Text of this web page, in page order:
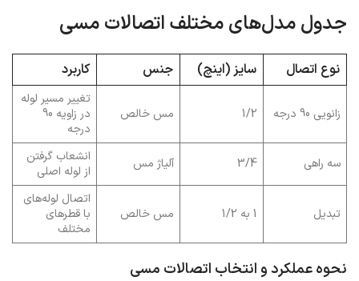
جدول مدل‌های مختلف اتصالات مسی
نوع اتصال سایز (اینچ) جنس کاربرد
زانویی 90 درجه 1/2 مس خالص
تغییر مسیر لوله
در زاویه 90
درجه
سه راهی 3/4 آلیاژ مس
انشعاب گرفتن
از لوله اصلی
تبدیل 1 به 1/2 مس خالص
اتصال لوله‌های
با قطرهای
مختلف
نحوه عملکرد و انتخاب اتصالات مسی